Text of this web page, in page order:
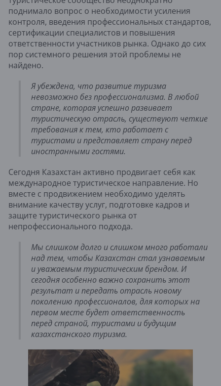
поднимало вопрос о необходимости усиления
контроля, введения профессиональных стандартов,
сертификации специалистов и повышения
ответственности участников рынка. Однако до сих
пор системного решения этой проблемы не
найдено.
Я убеждена, что развитие туризма
невозможно без профессионализма. В любой
стране, которая успешно развивает
туристическую отрасль, существуют четкие
требования к тем, кто работает с
туристами и представляет страну перед
иностранными гостями.
Сегодня Казахстан активно продвигает себя как
международное туристическое направление. Но
вместе с продвижением необходимо уделять
внимание качеству услуг, подготовке кадров и
защите туристического рынка от
непрофессионального подхода.
Мы слишком долго и слишком много работали
над тем, чтобы Казахстан стал узнаваемым
и уважаемым туристическим брендом. И
сегодня особенно важно сохранить этот
результат и передать отрасль новому
поколению профессионалов, для которых на
первом месте будет ответственность
перед страной, туристами и будущим
казахстанского туризма.